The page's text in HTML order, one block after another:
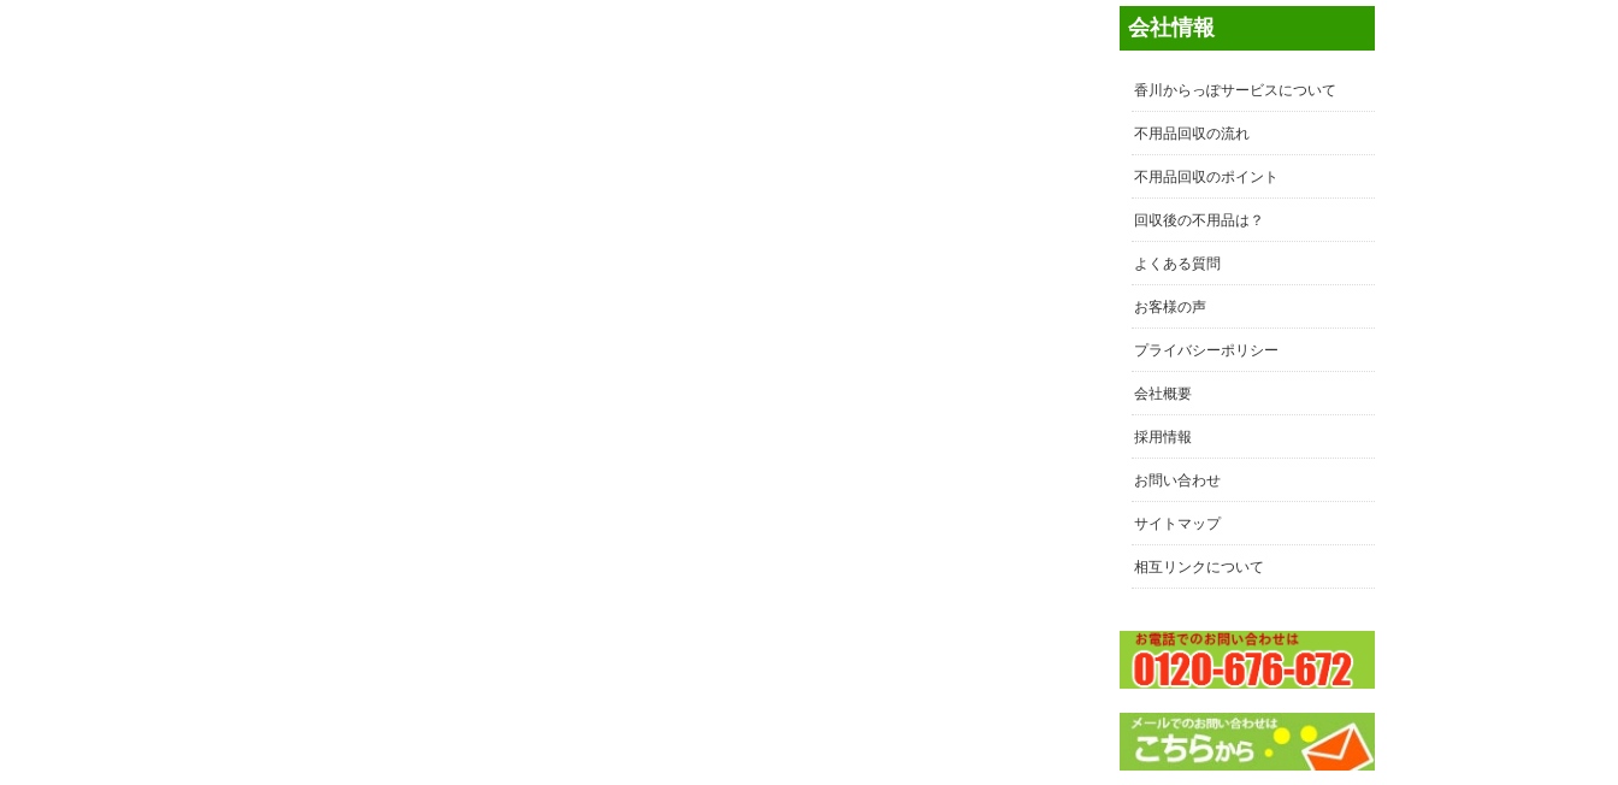
会社情報
香川からっぽサービスについて
不用品回収の流れ
不用品回収のポイント
回収後の不用品は？
よくある質問
お客様の声
プライバシーポリシー
会社概要
採用情報
お問い合わせ
サイトマップ
相互リンクについて